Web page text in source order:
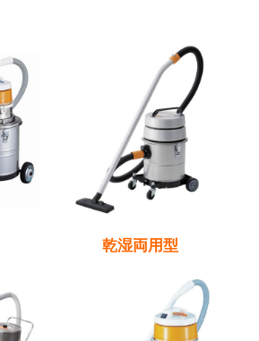
乾湿両用型